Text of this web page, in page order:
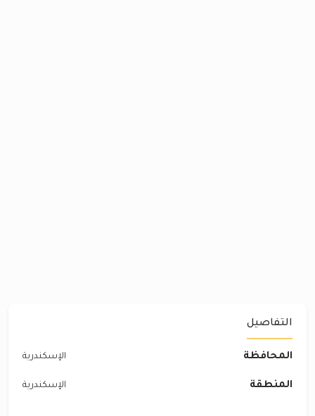
التفاصيل
المحافظة الإسكندرية
المنطقة الإسكندرية